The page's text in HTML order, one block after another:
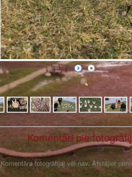
Komentāri pie
Komentāra fotogrāfijai vēl nav. Atstājiet